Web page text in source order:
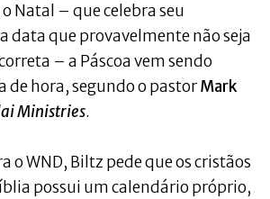
Natal – que celebra seu
data que provavelmente não seja
– a Páscoa vem sendo
de hora, segundo o pastorMark
Ministries.
o WND, Biltz pede que os cristãos
possui um calendário próprio,